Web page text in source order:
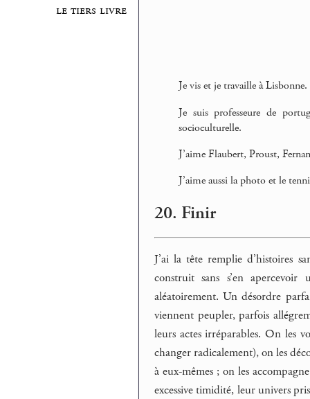
le tiers livre
Je vis et je travaille à Lisbonne.
Je suis professeure de
socioculturelle.
J’aime Flaubert, Proust,
J’aime aussi la photo et le
20. Finir
J’ai la tête remplie d’histoires
construit sans s’en
aléatoirement. Un désordre
viennent peupler, parfois
leurs actes irréparables. On les
changer radicalement), on les
à eux-mêmes ; on les
excessive timidité, leur univers